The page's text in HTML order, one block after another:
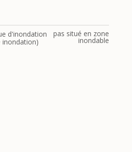
d'inondation
inondation)
pas situé en zone
inondable